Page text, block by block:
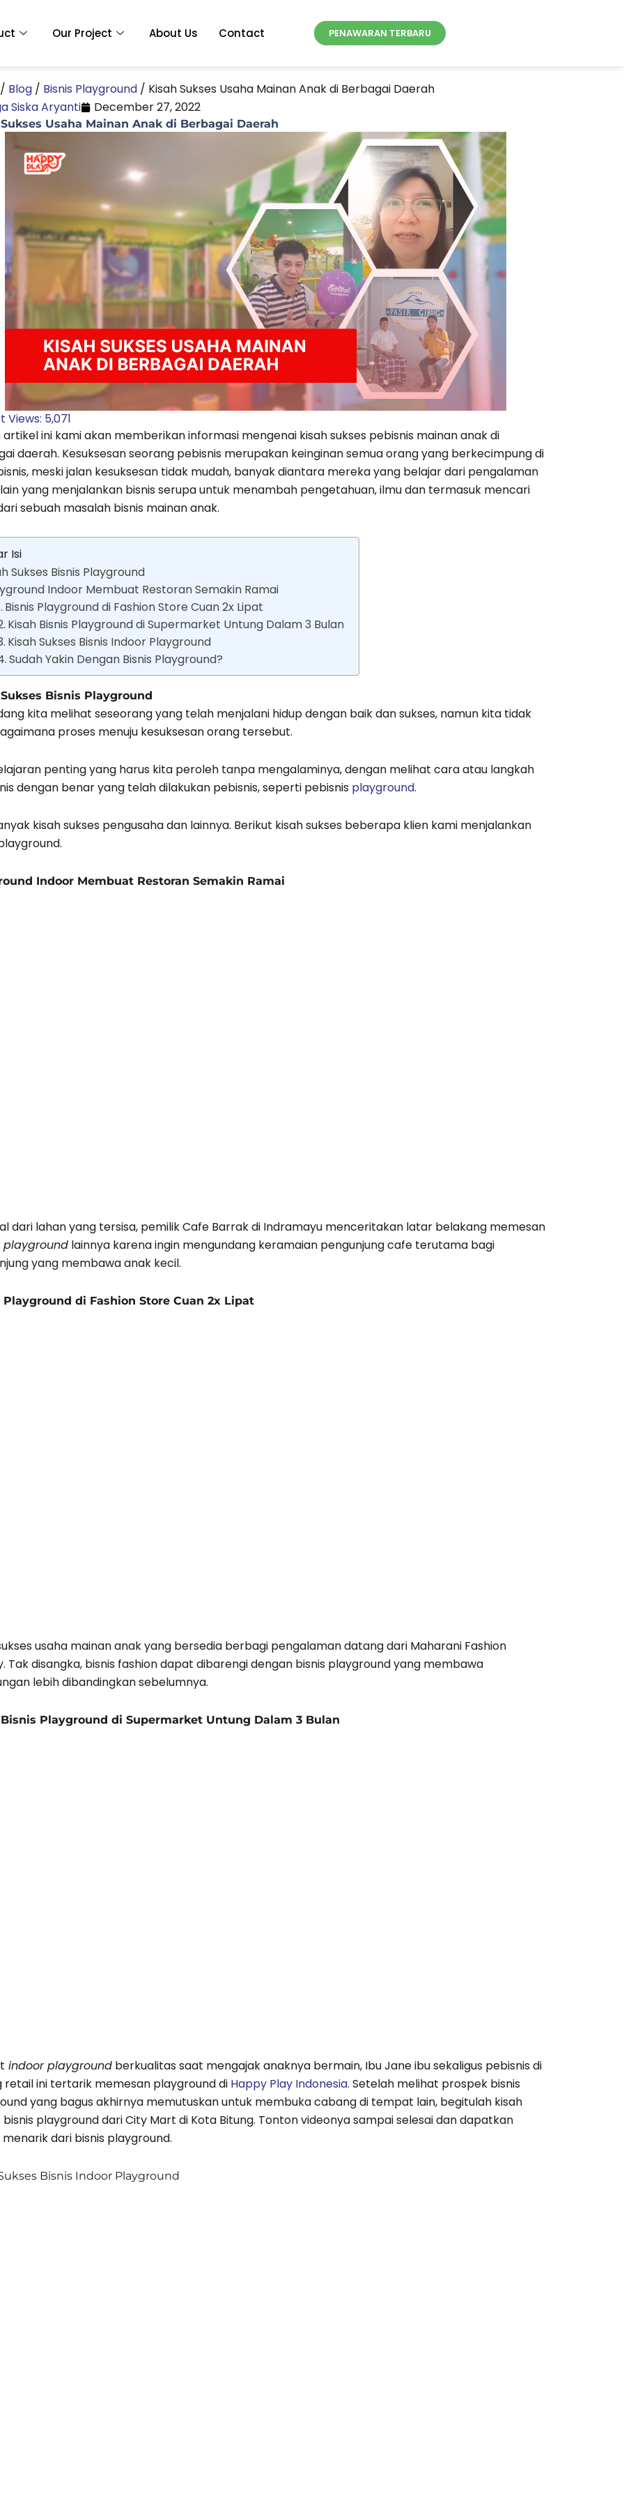
Our Project About Us Contact PENAWARAN TERBARU
/ Blog / Bisnis Playground / Kisah Sukses Usaha Mainan Anak di Berbagai Daerah
Siska Aryanti
December 27, 2022
Usaha Mainan Anak di Berbagai Daerah
Views: 5,071
artikel ini kami akan memberikan informasi mengenai kisah sukses pebisnis mainan anak di
daerah. Kesuksesan seorang pebisnis merupakan keinginan semua orang yang berkecimpung di
meski jalan kesuksesan tidak mudah, banyak diantara mereka yang belajar dari pengalaman
yang menjalankan bisnis serupa untuk menambah pengetahuan, ilmu dan termasuk mencari
sebuah masalah bisnis mainan anak.
Isi
Sukses Bisnis Playground
Indoor Membuat Restoran Semakin Ramai
Bisnis Playground di Fashion Store Cuan 2x Lipat
Kisah Bisnis Playground di Supermarket Untung Dalam 3 Bulan
Kisah Sukses Bisnis Indoor Playground
Sudah Yakin Dengan Bisnis Playground?
Bisnis Playground
kita melihat seseorang yang telah menjalani hidup dengan baik dan sukses, namun kita tidak
proses menuju kesuksesan orang tersebut.
penting yang harus kita peroleh tanpa mengalaminya, dengan melihat cara atau langkah
dengan benar yang telah dilakukan pebisnis, seperti pebisnis playground.
kisah sukses pengusaha dan lainnya. Berikut kisah sukses beberapa klien kami menjalankan
Indoor Membuat Restoran Semakin Ramai
dari lahan yang tersisa, pemilik Cafe Barrak di Indramayu menceritakan latar belakang memesan
playground lainnya karena ingin mengundang keramaian pengunjung cafe terutama bagi
yang membawa anak kecil.
Playground di Fashion Store Cuan 2x Lipat
usaha mainan anak yang bersedia berbagi pengalaman datang dari Maharani Fashion
Tak disangka, bisnis fashion dapat dibarengi dengan bisnis playground yang membawa
lebih dibandingkan sebelumnya.
Playground di Supermarket Untung Dalam 3 Bulan
indoor playground berkualitas saat mengajak anaknya bermain, Ibu Jane ibu sekaligus pebisnis di
retail ini tertarik memesan playground di Happy Play Indonesia. Setelah melihat prospek bisnis
yang bagus akhirnya memutuskan untuk membuka cabang di tempat lain, begitulah kisah
bisnis playground dari City Mart di Kota Bitung. Tonton videonya sampai selesai dan dapatkan
dari bisnis playground.
Bisnis Indoor Playground